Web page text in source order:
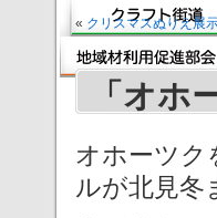
« クリスマスぬりえ展
「オホ
オホーツク
ルが北見冬